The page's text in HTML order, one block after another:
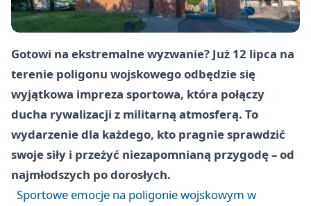
Gotowi na ekstremalne wyzwanie? Już 12 lipca na
terenie poligonu wojskowego odbędzie się
wyjątkowa impreza sportowa, która połączy
ducha rywalizacji z militarną atmosferą. To
wydarzenie dla każdego, kto pragnie sprawdzić
swoje siły i przeżyć niezapomnianą przygodę – od
najmłodszych po dorosłych.
Sportowe emocje na poligonie wojskowym w